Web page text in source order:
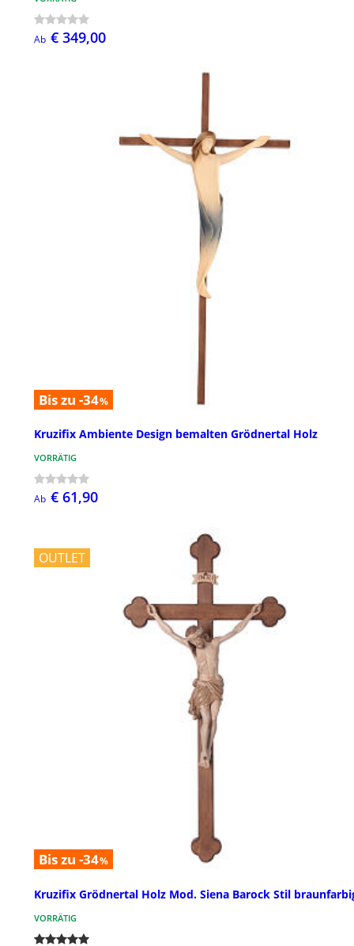
Ab € 349,00
Bis zu -34%
Kruzifix Ambiente Design bemalten Grödnertal Holz
VORRÄTIG
Ab € 61,90
OUTLET
Bis zu -34%
Kruzifix Grödnertal Holz Mod. Siena Barock Stil
VORRÄTIG